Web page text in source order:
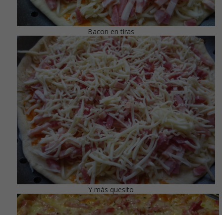
Bacon en tiras
Y más quesito